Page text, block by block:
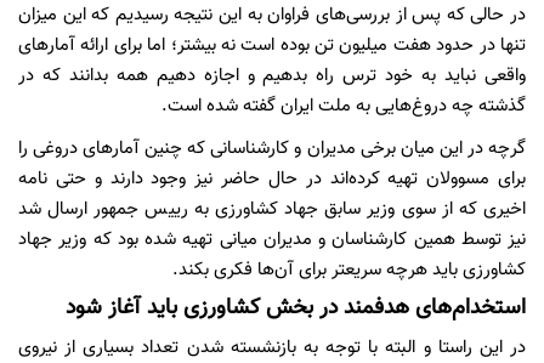
در حالی که پس از بررسی‌های فراوان به این نتیجه رسیدیم که این میزان
تنها در حدود هفت میلیون تن بوده است نه بیشتر؛ اما برای ارائه آمارهای
واقعی نباید به خود ترس راه بدهیم و اجازه دهیم همه بدانند که در
گذشته چه دروغ‌هایی به ملت ایران گفته شده است.
گرچه در این میان برخی مدیران و کارشناسانی که چنین آمارهای دروغی را
برای مسوولان تهیه کرده‌اند در حال حاضر نیز وجود دارند و حتی نامه
اخیری که از سوی وزیر سابق جهاد کشاورزی به رییس جمهور ارسال شد
نیز توسط همین کارشناسان و مدیران میانی تهیه شده بود که وزیر جهاد
کشاورزی باید هرچه سریعتر برای آن‌ها فکری بکند.
استخدام‌های هدفمند در بخش کشاورزی باید آغاز شود
در این راستا و البته با توجه به بازنشسته شدن تعداد بسیاری از نیروی